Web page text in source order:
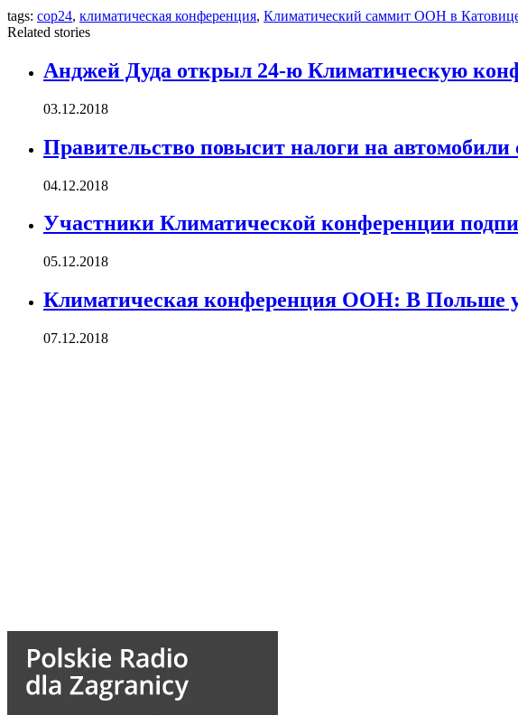
tags: cop24, климатическая конференция, Климатический саммит ООН в
Related stories
Анджей Дуда открыл 24-ю Климатическую
03.12.2018
Правительство повысит налоги на
04.12.2018
Участники Климатической конференции
05.12.2018
Климатическая конференция ООН: В Польше
07.12.2018